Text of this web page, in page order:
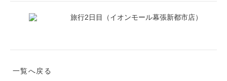
旅行2日目（イオンモール幕張新都市店）
一覧へ戻る